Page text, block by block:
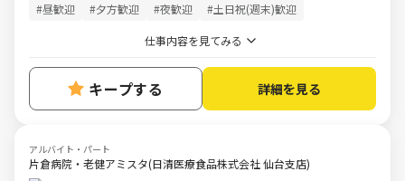
#昼歓迎 #夕方歓迎 #夜歓迎 #土日祝(週末)歓迎
仕事内容を見てみる
キープする 詳細を見る
アルバイト・パート
片倉病院・老健アミスタ(日清医療食品株式会社 仙台支店)